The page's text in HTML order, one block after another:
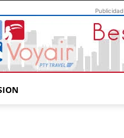
Publicidad